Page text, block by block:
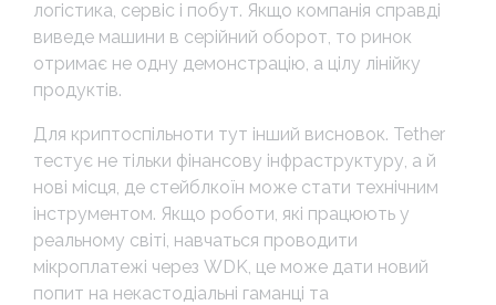
логістика, сервіс і побут. Якщо компанія справді
виведе машини в серійний оборот, то ринок
отримає не одну демонстрацію, а цілу лінійку
продуктів.
Для криптоспільноти тут інший висновок. Tether
тестує не тільки фінансову інфраструктуру, а й
нові місця, де стейблкоїн може стати технічним
інструментом. Якщо роботи, які працюють у
реальному світі, навчаться проводити
мікроплатежі через WDK, це може дати новий
попит на некастодіальні гаманці та